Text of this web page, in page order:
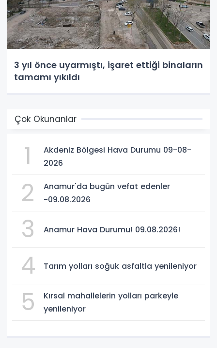
3 yıl önce uyarmıştı, işaret ettiği binaların
tamamı yıkıldı
Çok Okunanlar
1
Akdeniz Bölgesi Hava Durumu 09-08-
2026
2
Anamur'da bugün vefat edenler
-09.08.2026
3 Anamur Hava Durumu! 09.08.2026!
4 Tarım yolları soğuk asfaltla yenileniyor
5
Kırsal mahallelerin yolları parkeyle
yenileniyor